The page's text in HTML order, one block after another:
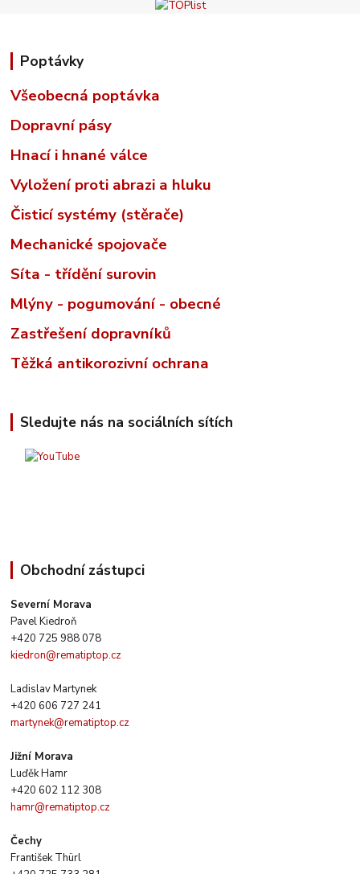
Poptávky
Všeobecná poptávka
Dopravní pásy
Hnací i hnané válce
Vyložení proti abrazi a hluku
Čisticí systémy (stěrače)
Mechanické spojovače
Síta - třídění surovin
Mlýny - pogumování - obecné
Zastřešení dopravníků
Těžká antikorozivní ochrana
Sledujte nás na sociálních sítích
Obchodní zástupci
Severní Morava
Pavel Kiedroň
+420 725 988 078
kiedron@rematiptop.cz
Ladislav Martynek
+420 606 727 241
martynek@rematiptop.cz
Jižní Morava
Luďěk Hamr
+420 602 112 308
hamr@rematiptop.cz
Čechy
František Thürl